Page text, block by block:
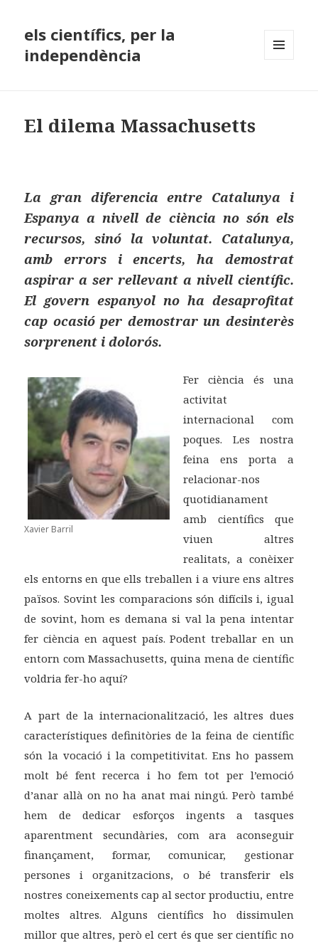
els científics, per la
independència
El dilema Massachusetts
La gran diferencia entre Catalunya i
Espanya a nivell de ciència no són els
recursos, sinó la voluntat. Catalunya,
amb errors i encerts, ha demostrat
aspirar a ser rellevant a nivell científic.
El govern espanyol no ha desaprofitat
cap ocasió per demostrar un desinterès
sorprenent i dolorós.
Xavier Barril
Fer ciència és una
activitat
internacional com
poques. Les nostra
feina ens porta a
relacionar-nos
quotidianament
amb científics que
viuen altres
realitats, a conèixer
els entorns en que ells treballen i a viure ens altres
països. Sovint les comparacions són difícils i, igual
de sovint, hom es demana si val la pena intentar
fer ciència en aquest país. Podent treballar en un
entorn com Massachusetts, quina mena de científic
voldria fer-ho aquí?
A part de la internacionalització, les altres dues
característiques definitòries de la feina de científic
són la vocació i la competitivitat. Ens ho passem
molt bé fent recerca i ho fem tot per l’emoció
d’anar allà on no ha anat mai ningú. Però també
hem de dedicar esforços ingents a tasques
aparentment secundàries, com ara aconseguir
finançament, formar, comunicar, gestionar
persones i organitzacions, o bé transferir els
nostres coneixements cap al sector productiu, entre
moltes altres. Alguns científics ho dissimulen
millor que altres, però el cert és que ser científic no